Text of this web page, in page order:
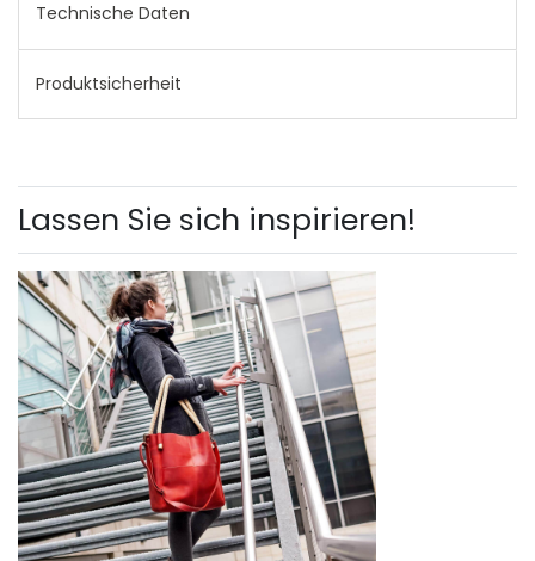
Technische Daten
Produktsicherheit
Lassen Sie sich inspirieren!